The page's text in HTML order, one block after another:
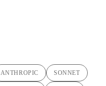
ANTHROPIC SONNET